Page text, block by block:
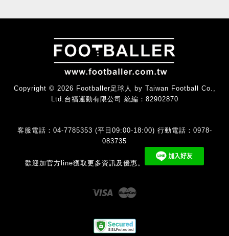
Copyright © 2026 Footballer足球人 by Taiwan Football Co.,
Ltd.台福運動有限公司 統編：82902870
客服電話：04-7785353 (平日09:00-18:00) 行動電話：0978-
083735
歡迎加官方line獲取更多資訊及優惠。
Visa